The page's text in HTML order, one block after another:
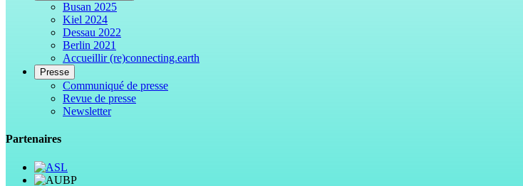
Busan 2025
Kiel 2024
Dessau 2022
Berlin 2021
Accueillir (re)connecting.earth
Presse
Communiqué de presse
Revue de presse
Newsletter
Partenaires